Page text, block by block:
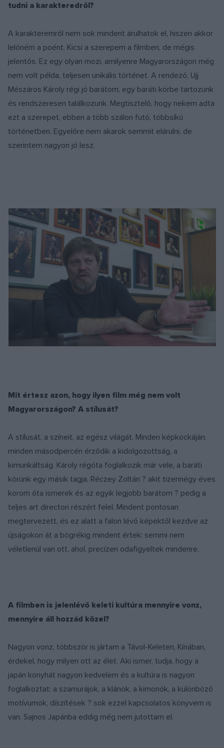
tudni a karakteredről?
A karakteremről nem sok mindent árulhatok el, hiszen akkor
lelőném a poént. Kicsi a szerepem a filmben, de mégis
jelentős. Ez egy olyan mozi, amilyenre Magyarországon még
nem volt példa, teljesen unikális történet. A rendező, Ujj
Mészáros Károly régi jó barátom, egy baráti körbe tartozunk
és rendszeresen találkozunk. Megtisztelő, hogy nekem adta
ezt a szerepet, ebben a több szálon futó, többsíkú
történetben. Egyelőre nem akarok semmit elárulni, de
szerintem nagyon jó lesz.
Mit értesz azon, hogy ilyen film még nem volt
Magyarországon? A stílusát?
A stílusát, a színeit, az egész világát. Minden képkockáján,
minden másodpercén érződik a kidolgozottság, a
kimunkáltság. Károly régóta foglalkozik már vele, a baráti
körünk egy másik tagja, Réczey Zoltán ? akit tizennégy éves
korom óta ismerek és az egyik legjobb barátom ? pedig a
teljes art directori részért felel. Mindent pontosan
megtervezett, és ez alatt a falon lévő képektől kezdve az
újságokon át a bögrékig mindent értek: semmi nem
véletlenül van ott, ahol, precízen odafigyeltek mindenre.
A filmben is jelenlévő keleti kultúra mennyire vonz,
mennyire áll hozzád közel?
Nagyon vonz, többször is jártam a Távol-Keleten, Kínában,
érdekel, hogy milyen ott az élet. Aki ismer, tudja, hogy a
japán konyhát nagyon kedvelem és a kultúra is nagyon
foglalkoztat: a szamurájok, a klánok, a kimonók, a különböző
motívumok, díszítések ? sok ezzel kapcsolatos könyvem is
van. Sajnos Japánba eddig még nem jutottam el.